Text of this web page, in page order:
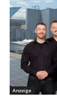
Anzeige